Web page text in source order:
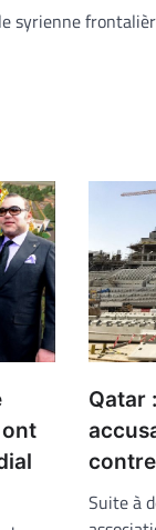
syrienne
Qatar
Suite à